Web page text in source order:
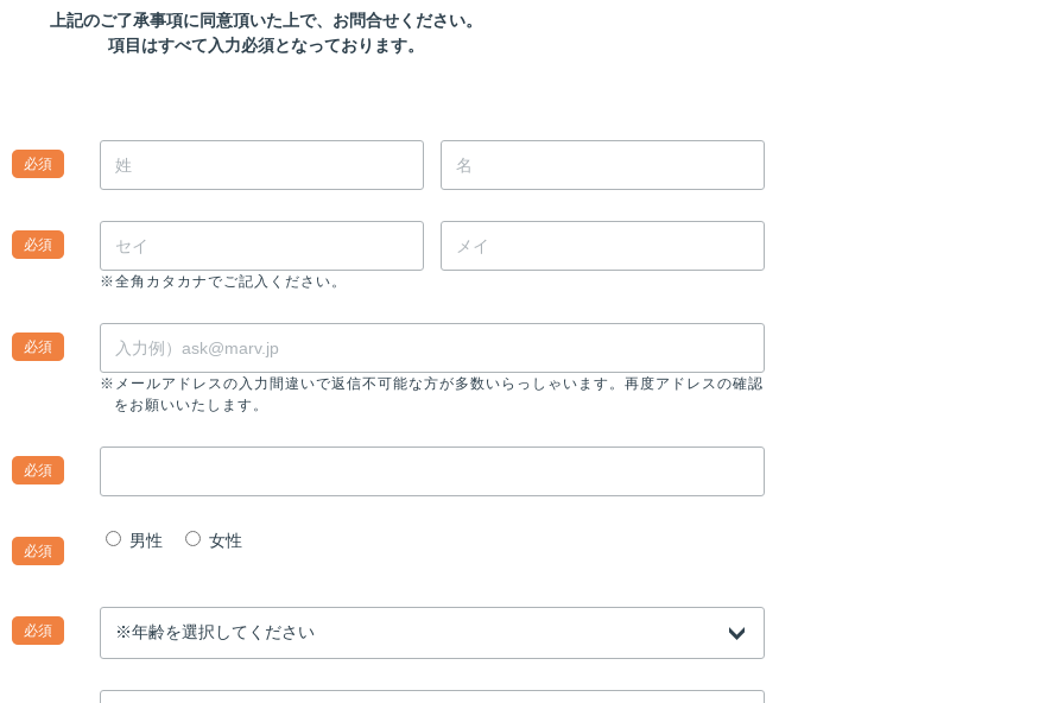
上記のご了承事項に同意頂いた上で、お問合せください。
項目はすべて入力必須となっております。
必須
必須
※全角カタカナでご記入ください。
必須
※メールアドレスの入力間違いで返信不可能な方が多数いらっしゃいます。再度アドレスの確認
をお願いいたします。
必須
必須
男性 女性
必須